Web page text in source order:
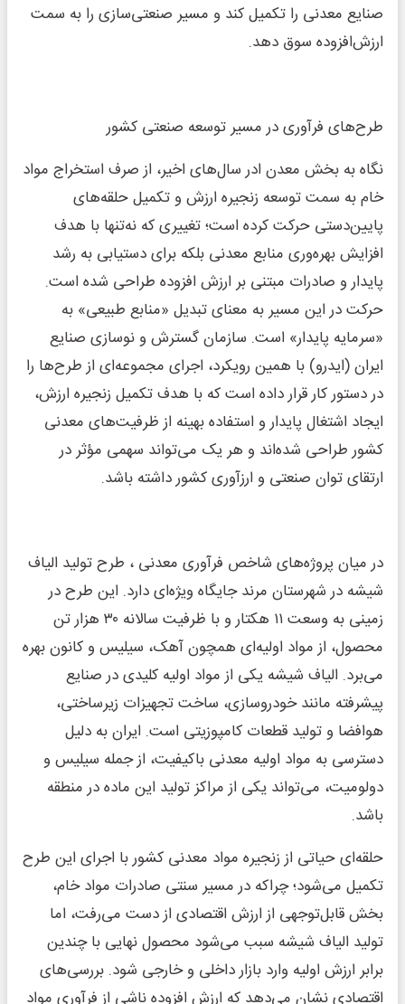
صنایع معدنی را تکمیل کند و مسیر صنعتی‌سازی را به سمت
ارزش‌افزوده سوق دهد.
طرح‌های فرآوری در مسیر توسعه صنعتی کشور
نگاه به بخش معدن ادر سال‌های اخیر، از صرف استخراج مواد
خام به سمت توسعه زنجیره ارزش و تکمیل حلقه‌های
پایین‌دستی حرکت کرده است؛ تغییری که نه‌تنها با هدف
افزایش بهره‌وری منابع معدنی بلکه برای دستیابی به رشد
پایدار و صادرات مبتنی بر ارزش افزوده طراحی شده است.
حرکت در این مسیر به معنای تبدیل «منابع طبیعی» به
«سرمایه پایدار» است. سازمان گسترش و نوسازی صنایع
ایران (ایدرو) با همین رویکرد، اجرای مجموعه‌ای از طرح‌ها را
در دستور کار قرار داده است که با هدف تکمیل زنجیره ارزش،
ایجاد اشتغال پایدار و استفاده بهینه از ظرفیت‌های معدنی
کشور طراحی شده‌اند و هر یک می‌تواند سهمی مؤثر در
ارتقای توان صنعتی و ارزآوری کشور داشته باشد.
در میان پروژه‌های شاخص فرآوری معدنی ، طرح تولید الیاف
شیشه در شهرستان مرند جایگاه ویژه‌ای دارد. این طرح در
زمینی به وسعت ۱۱ هکتار و با ظرفیت سالانه ۳۰ هزار تن
محصول، از مواد اولیه‌ای همچون آهک، سیلیس و کانون بهره
می‌برد. الیاف شیشه یکی از مواد اولیه کلیدی در صنایع
پیشرفته مانند خودروسازی، ساخت تجهیزات زیرساختی،
هوافضا و تولید قطعات کامپوزیتی است. ایران به دلیل
دسترسی به مواد اولیه معدنی باکیفیت، از جمله سیلیس و
دولومیت، می‌تواند یکی از مراکز تولید این ماده در منطقه
باشد.
حلقه‌ای حیاتی از زنجیره مواد معدنی کشور با اجرای این طرح
تکمیل می‌شود؛ چراکه در مسیر سنتی صادرات مواد خام،
بخش قابل‌توجهی از ارزش اقتصادی از دست می‌رفت، اما
تولید الیاف شیشه سبب می‌شود محصول نهایی با چندین
برابر ارزش اولیه وارد بازار داخلی و خارجی شود. بررسی‌های
اقتصادی نشان می‌دهد که ارزش افزوده ناشی از فرآوری مواد